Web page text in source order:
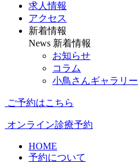
求人情報
アクセス
新着情報
News 新着情報
お知らせ
コラム
小鳥さんギャラリー
ご予約はこちら
オンライン診療予約
HOME
予約について